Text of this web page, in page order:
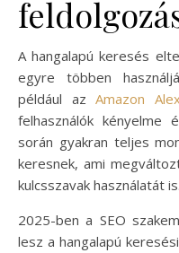
A hangalapú keresés
egyre többen
például az Amazon
felhasználók kényelme
során gyakran teljes
keresnek, ami
kulcsszavak használatát is.
2025-ben a SEO
lesz a hangalapú